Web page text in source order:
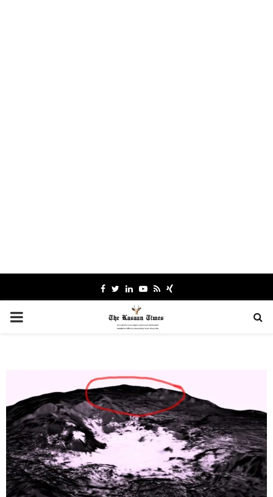
Facebook
TwitterLinkedinYoutube
RssXing
PRIMARY